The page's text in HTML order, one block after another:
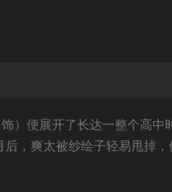
）便展开了长达一整个高中
，爽太被纱绘子轻易甩掉，